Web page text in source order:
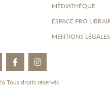
MÉDIATHÈQUE
ESPACE PRO
MENTIONS LÉGALES
Tous droits réservés